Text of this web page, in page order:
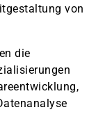
von
die